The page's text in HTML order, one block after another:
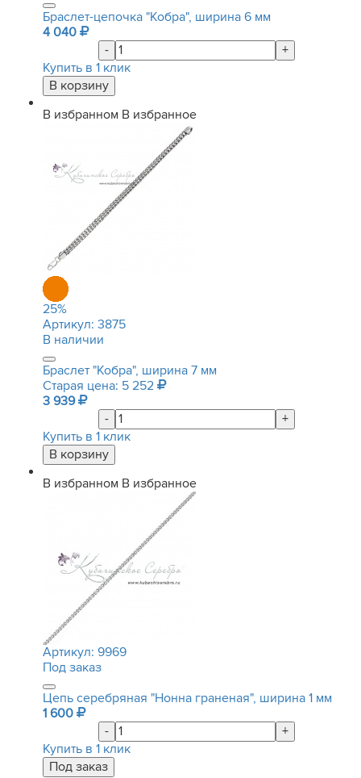
Браслет-цепочка "Кобра", ширина 6 мм
4 040
-
+
Купить в 1 клик
В избранном В избранное
25%
Артикул: 3875
В наличии
Браслет "Кобра", ширина 7 мм
Старая цена: 5 252
3 939
-
+
Купить в 1 клик
В избранном В избранное
Артикул: 9969
Под заказ
Цепь серебряная "Нонна граненая", ширина 1 мм
1 600
-
+
Купить в 1 клик